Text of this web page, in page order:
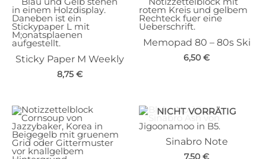
Sticky Paper M Weekly
8,75 €
Memopad 80 – 80s Ski
6,50 €
NICHT VORRÄTIG
Sinabro Note
7,50 €